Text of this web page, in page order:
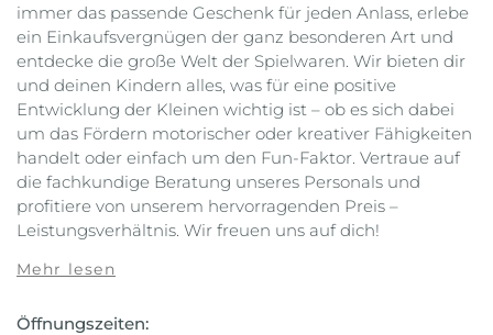
immer das passende Geschenk für jeden Anlass, erlebe
ein Einkaufsvergnügen der ganz besonderen Art und
entdecke die große Welt der Spielwaren. Wir bieten dir
und deinen Kindern alles, was für eine positive
Entwicklung der Kleinen wichtig ist – ob es sich dabei
um das Fördern motorischer oder kreativer Fähigkeiten
handelt oder einfach um den Fun-Faktor. Vertraue auf
die fachkundige Beratung unseres Personals und
profitiere von unserem hervorragenden Preis –
Leistungsverhältnis. Wir freuen uns auf dich!
Mehr lesen
Öffnungszeiten: